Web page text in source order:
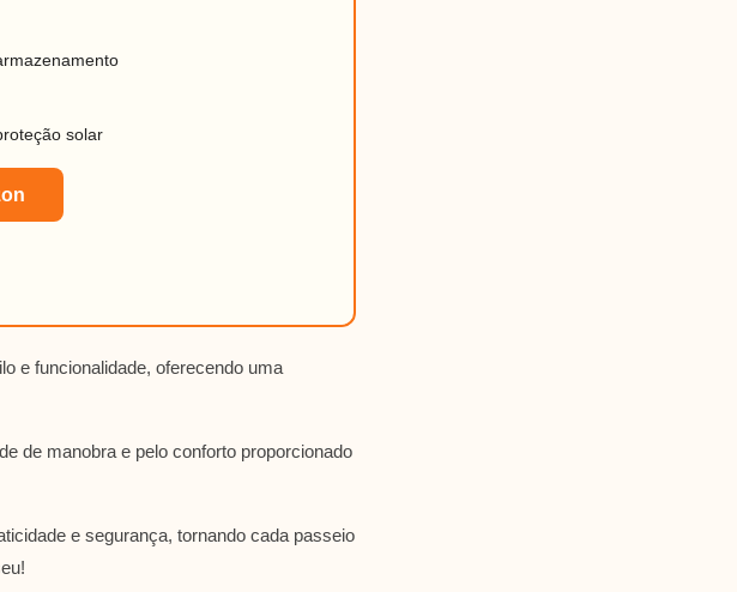
solar
e funcionalidade, oferecendo uma
de manobra e pelo conforto proporcionado
e segurança, tornando cada passeio